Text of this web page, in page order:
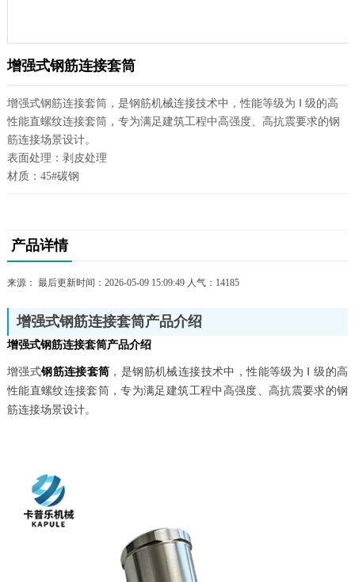
增强式钢筋连接套筒
增强式钢筋连接套筒，是钢筋机械连接技术中，性能等级为 Ⅰ 级的高
性能直螺纹连接套筒，专为满足建筑工程中高强度、高抗震要求的钢
筋连接场景设计。
表面处理：剥皮处理
材质：45#碳钢
产品详情
来源： 最后更新时间：2026-05-09 15:09:49 人气： 14185
增强式钢筋连接套筒产品介绍
增强式钢筋连接套筒产品介绍
增强式钢筋连接套筒 ，是钢筋机械连接技术中，性能等级为 Ⅰ 级的高
性能直螺纹连接套筒，专为满足建筑工程中高强度、高抗震要求的钢
筋连接场景设计。